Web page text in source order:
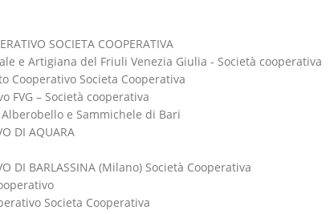
SOCIETA COOPERATIVA
e Artigiana del Friuli Venezia Giulia - Società cooperativa
Cooperativo Societa Cooperativa
FVG – Società cooperativa
e Sammichele di Bari
DI AQUARA
DI BARLASSINA (Milano) Società Cooperativa
Societa Cooperativa